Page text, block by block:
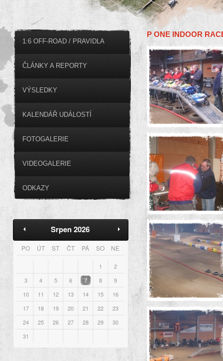
1:6 OFF-ROAD / PRAVIDLA
ČLÁNKY A REPORTY
VÝSLEDKY
KALENDÁŘ UDÁLOSTÍ
FOTOGALERIE
VIDEOGALERIE
ODKAZY
Srpen 2026
PO ÚT ST ČT PÁ SO NE
1
2
3
4 5 6 7 8
9
10
11 12 13 14 15
16
17
18 19 20 21 22
23
24
25 26 27 28 29
30
31
P ONE INDOOR